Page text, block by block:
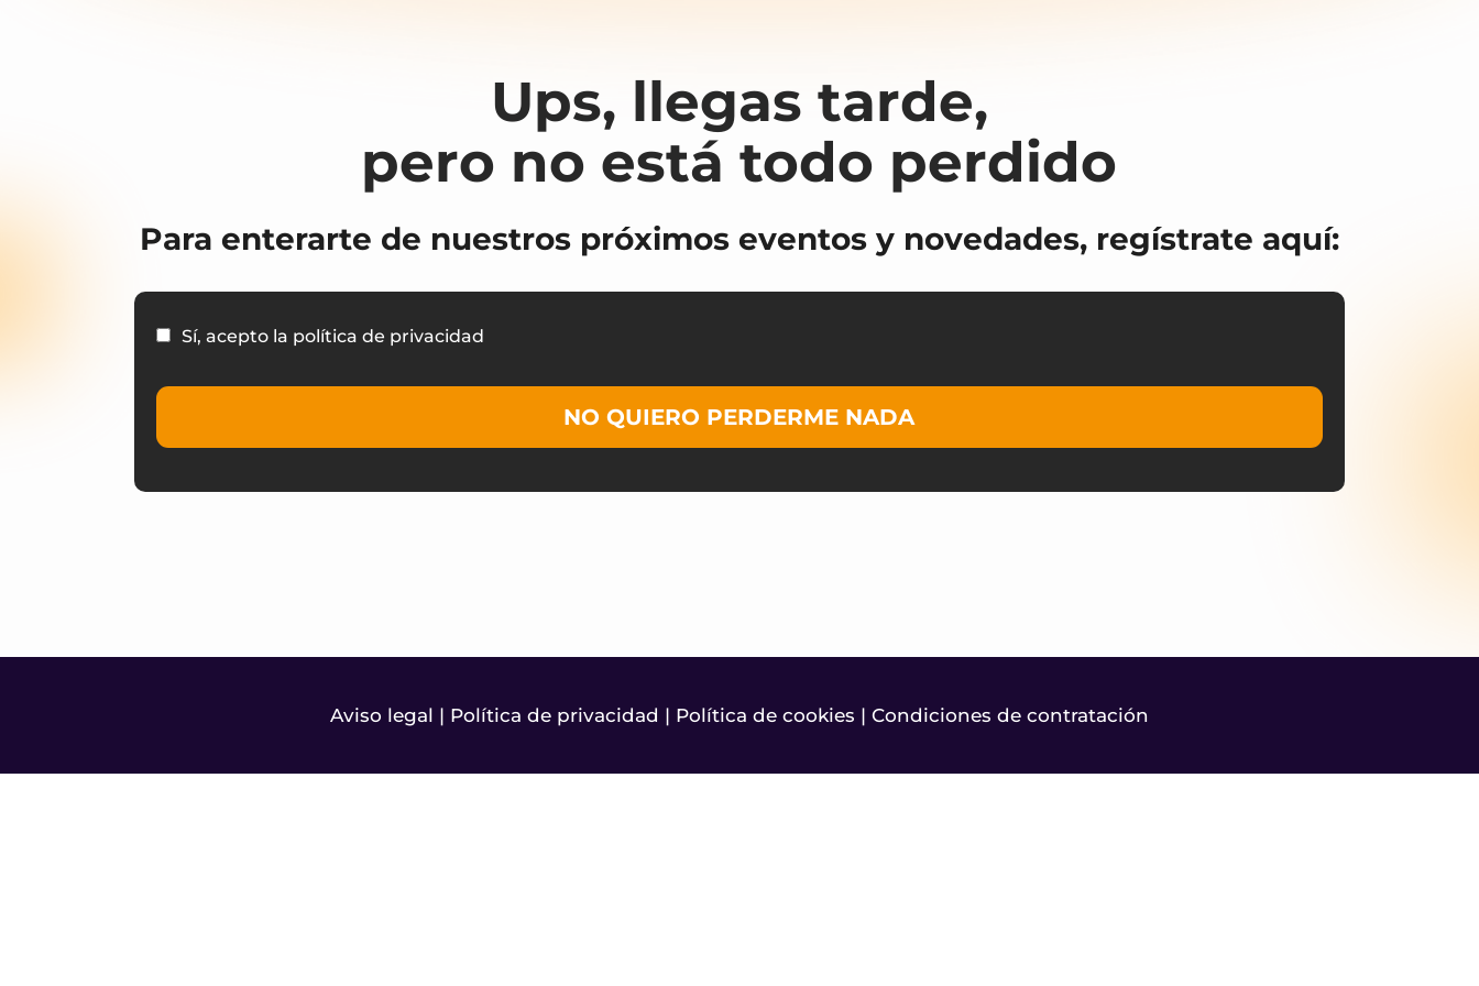
Ups, llegas tarde,
pero no está todo perdido
Para enterarte de nuestros próximos eventos y novedades, regístrate aquí:
Sí, acepto la política de privacidad
NO QUIERO PERDERME NADA
Aviso legal | Política de privacidad | Política de cookies | Condiciones de contratación